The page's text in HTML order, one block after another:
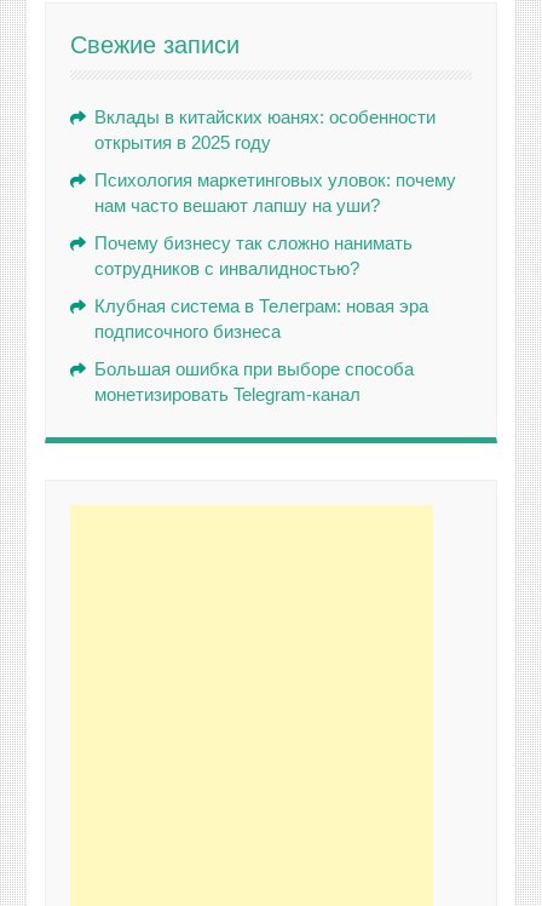
Свежие записи
Вклады в китайских юанях: особенности
открытия в 2025 году
Психология маркетинговых уловок: почему
нам часто вешают лапшу на уши?
Почему бизнесу так сложно нанимать
сотрудников с инвалидностью?
Клубная система в Телеграм: новая эра
подписочного бизнеса
Большая ошибка при выборе способа
монетизировать Telegram-канал